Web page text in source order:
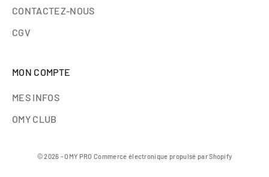
CONTACTEZ-NOUS
CGV
MON COMPTE
MES INFOS
OMY CLUB
© 2026 - OMY PRO Commerce électronique propulsé par Shopify